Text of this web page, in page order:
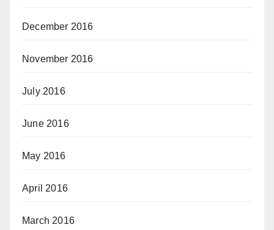
December 2016
November 2016
July 2016
June 2016
May 2016
April 2016
March 2016